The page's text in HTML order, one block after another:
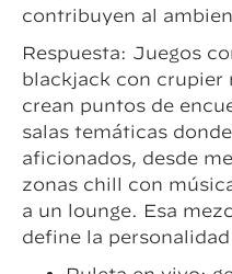
contribuyen al
Respuesta: Juegos
blackjack con crupier
crean puntos de
salas temáticas
aficionados, desde
zonas chill con
a un lounge. Esa
define la